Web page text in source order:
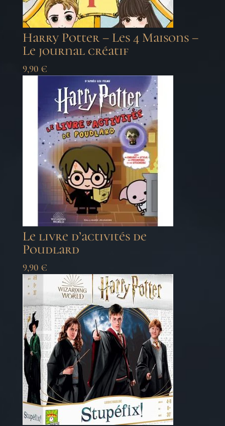
Harry Potter – Les 4 Maisons –
Le journal créatif
9,90 €
Le livre d’activités de
Poudlard
9,90 €